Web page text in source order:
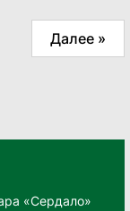
Далее »
«Сердало»